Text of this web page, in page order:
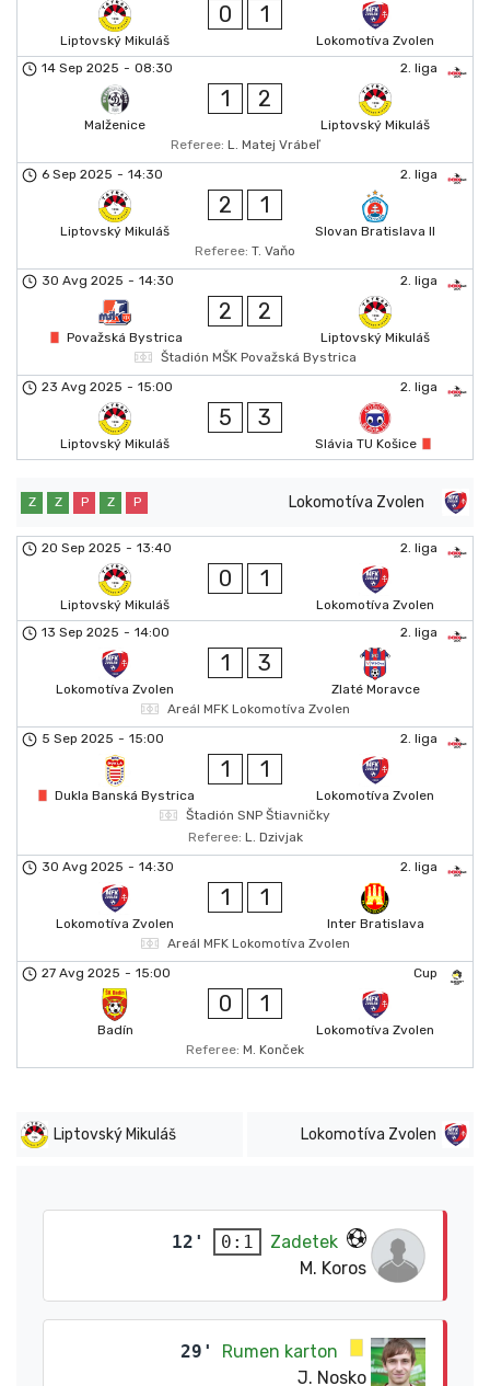
Liptovský Mikuláš
0 1
Lokomotíva Zvolen
2. liga
14 Sep 2025 - 08:30
Malženice
1 2
Liptovský Mikuláš
Referee: L. Matej Vrábeľ
2. liga
6 Sep 2025 - 14:30
Liptovský Mikuláš
2 1
Slovan Bratislava II
Referee: T. Vaňo
2. liga
30 Avg 2025 - 14:30
Považská Bystrica
2 2
Liptovský Mikuláš
Štadión MŠK Považská Bystrica
2. liga
23 Avg 2025 - 15:00
Liptovský Mikuláš
5 3
Slávia TU Košice
Lokomotíva Zvolen
Z Z P Z P
2. liga
20 Sep 2025 - 13:40
Liptovský Mikuláš
0 1
Lokomotíva Zvolen
2. liga
13 Sep 2025 - 14:00
Lokomotíva Zvolen
1 3
Zlaté Moravce
Areál MFK Lokomotíva Zvolen
2. liga
5 Sep 2025 - 15:00
Dukla Banská Bystrica
1 1
Lokomotíva Zvolen
Štadión SNP Štiavničky
Referee: L. Dzivjak
2. liga
30 Avg 2025 - 14:30
Lokomotíva Zvolen
1 1
Inter Bratislava
Areál MFK Lokomotíva Zvolen
Cup
27 Avg 2025 - 15:00
Badín
0 1
Lokomotíva Zvolen
Referee: M. Konček
Liptovský Mikuláš Lokomotíva Zvolen
12' 0:1
Zadetek
M. Koros
29'
Rumen karton
J. Nosko